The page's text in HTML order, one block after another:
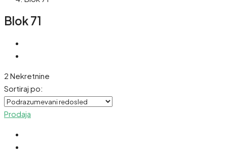
Blok 71
2 Nekretnine
Sortiraj po:
Prodaja